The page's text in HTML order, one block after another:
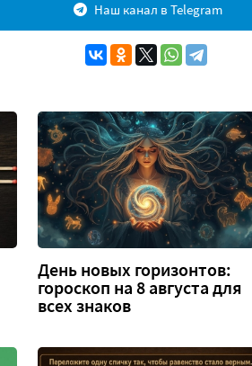
Наш канал в Telegram
День новых горизонтов:
гороскоп на 8 августа для
всех знаков